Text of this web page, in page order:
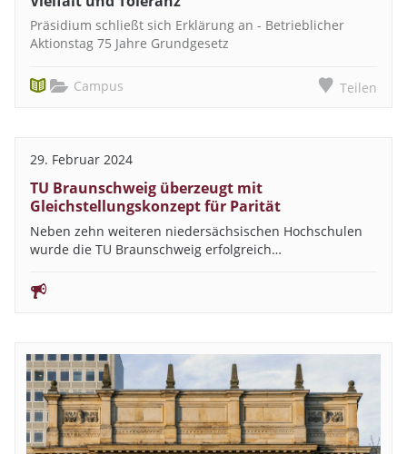
Präsidium schließt sich Erklärung an - Betrieblicher
Aktionstag 75 Jahre Grundgesetz
Campus Teilen
29. Februar 2024
TU Braunschweig überzeugt mit
Gleichstellungskonzept für Parität
Neben zehn weiteren niedersächsischen Hochschulen
wurde die TU Braunschweig erfolgreich…